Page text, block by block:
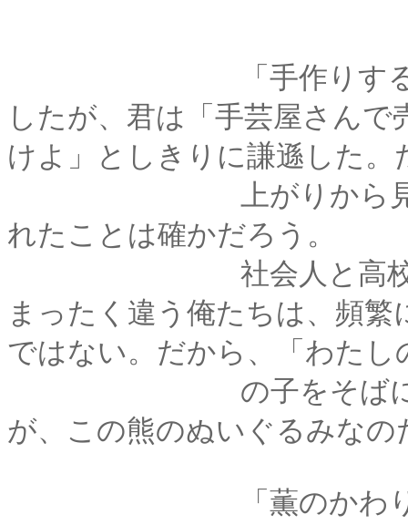
「手作りするなんて
したが、君は「手芸屋さん
けよ」としきりに謙遜した。
上がりから見るに、
れたことは確かだろう。
社会人と高校生とい
まったく違う俺たちは、頻
ではない。だから、「わたし
の子をそばにおいて
が、この熊のぬいぐるみなの
「薫のかわりに、っ